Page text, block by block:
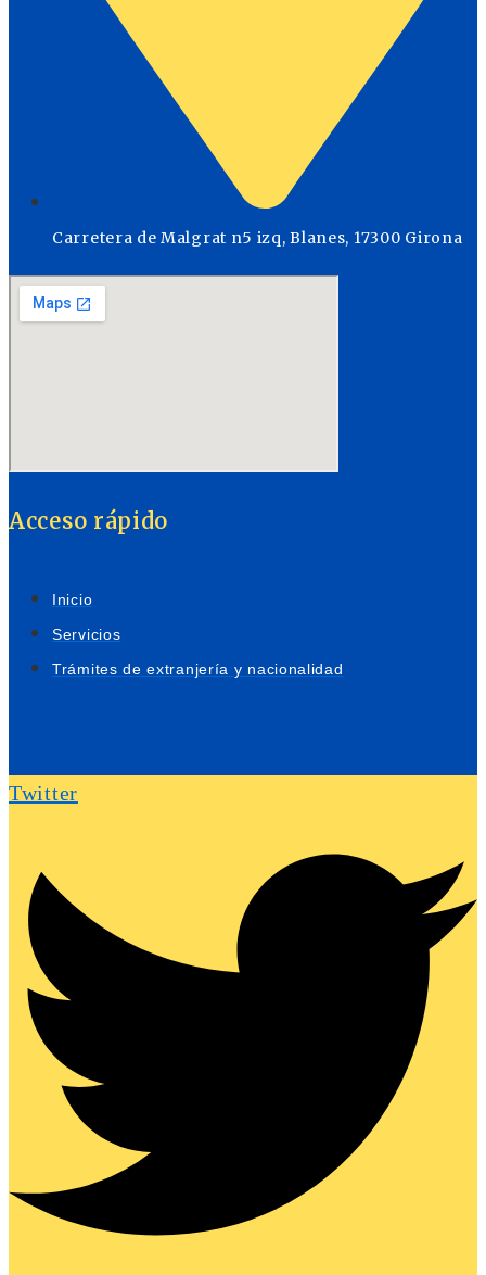
Carretera de Malgrat n5 izq, Blanes, 17300 Girona
Acceso rápido
Inicio
Servicios
Trámites de extranjería y nacionalidad
Twitter